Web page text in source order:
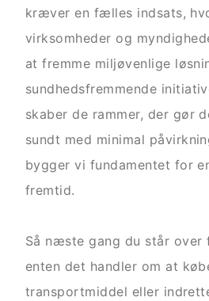
kræver en fælles indsats,
virksomheder og
at fremme miljøvenlige
sundhedsfremmende
skaber de rammer, der gør
sundt med minimal
bygger vi fundamentet for
fremtid.
Så næste gang du står over
enten det handler om at
transportmiddel eller